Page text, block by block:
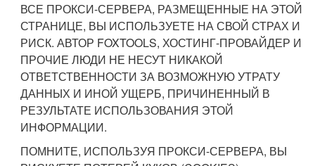
ВСЕ ПРОКСИ-СЕРВЕРА, РАЗМЕЩЕННЫЕ НА ЭТОЙ
СТРАНИЦЕ, ВЫ ИСПОЛЬЗУЕТЕ НА СВОЙ СТРАХ И
РИСК. АВТОР FOXTOOLS, ХОСТИНГ-ПРОВАЙДЕР И
ПРОЧИЕ ЛЮДИ НЕ НЕСУТ НИКАКОЙ
ОТВЕТСТВЕННОСТИ ЗА ВОЗМОЖНУЮ УТРАТУ
ДАННЫХ И ИНОЙ УЩЕРБ, ПРИЧИНЕННЫЙ В
РЕЗУЛЬТАТЕ ИСПОЛЬЗОВАНИЯ ЭТОЙ
ИНФОРМАЦИИ.
ПОМНИТЕ, ИСПОЛЬЗУЯ ПРОКСИ-СЕРВЕРА, ВЫ